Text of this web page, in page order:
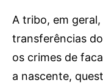
A tribo, em
transferências
os crimes de
a nascente,